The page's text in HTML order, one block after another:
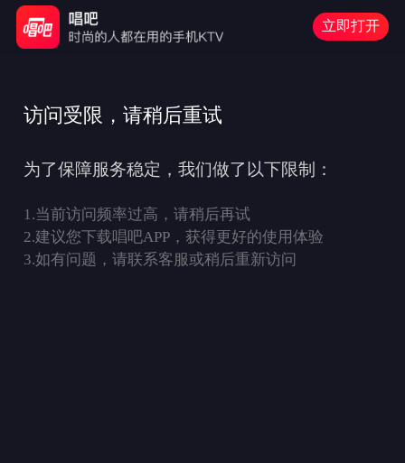
立即打开
访问受限，请稍后重试
为了保障服务稳定，我们做了以下限制：
1.当前访问频率过高，请稍后再试
2.建议您下载唱吧APP，获得更好的使用体验
3.如有问题，请联系客服或稍后重新访问